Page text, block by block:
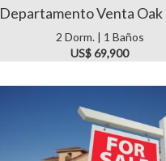
Departamento Venta
2 Dorm. | 1 Baños
US$ 69,900